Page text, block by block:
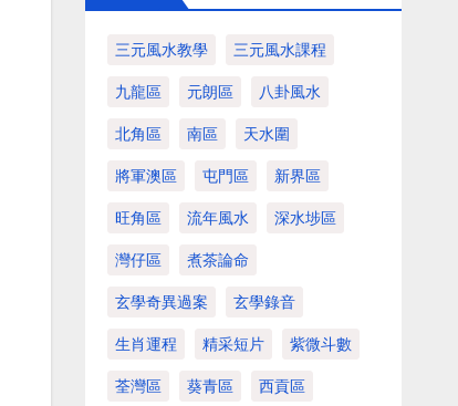
三元風水教學 三元風水課程
九龍區 元朗區 八卦風水
北角區 南區 天水圍
將軍澳區 屯門區 新界區
旺角區 流年風水 深水埗區
灣仔區 煮茶論命
玄學奇異過案 玄學錄音
生肖運程 精采短片 紫微斗數
荃灣區 葵青區 西貢區